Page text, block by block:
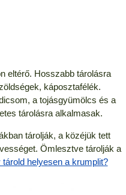
eltérő. Hosszabb tárolásra
káposztafélék.
a tojásgyümölcs és a
tárolásra alkalmasak.
tárolják, a közéjük tett
Ömlesztve tárolják a
tárold helyesen a krumplit?